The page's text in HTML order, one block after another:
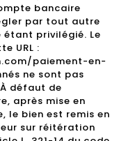
bancaire
par tout autre
étant privilégié. Le
URL :
paiement-en-
ne sont pas
défaut de
après mise en
le bien est remis en
sur réitération